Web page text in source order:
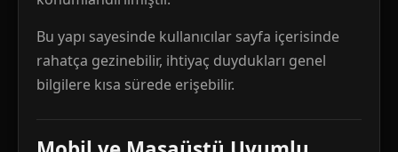
Bu yapı sayesinde kullanıcılar sayfa içerisinde
rahatça gezinebilir, ihtiyaç duydukları genel
bilgilere kısa sürede erişebilir.